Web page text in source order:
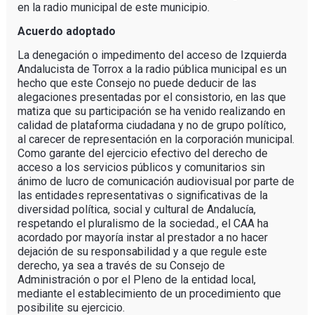
en la radio municipal de este municipio.
Acuerdo adoptado
La denegación o impedimento del acceso de Izquierda
Andalucista de Torrox a la radio pública municipal es un
hecho que este Consejo no puede deducir de las
alegaciones presentadas por el consistorio, en las que
matiza que su participación se ha venido realizando en
calidad de plataforma ciudadana y no de grupo político,
al carecer de representación en la corporación municipal.
Como garante del ejercicio efectivo del derecho de
acceso a los servicios públicos y comunitarios sin
ánimo de lucro de comunicación audiovisual por parte de
las entidades representativas o significativas de la
diversidad política, social y cultural de Andalucía,
respetando el pluralismo de la sociedad., el CAA ha
acordado por mayoría instar al prestador a no hacer
dejación de su responsabilidad y a que regule este
derecho, ya sea a través de su Consejo de
Administración o por el Pleno de la entidad local,
mediante el establecimiento de un procedimiento que
posibilite su ejercicio.